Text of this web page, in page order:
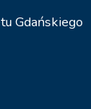
Gdańskiego